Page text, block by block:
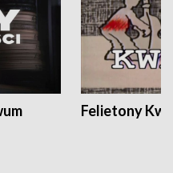
Felietony